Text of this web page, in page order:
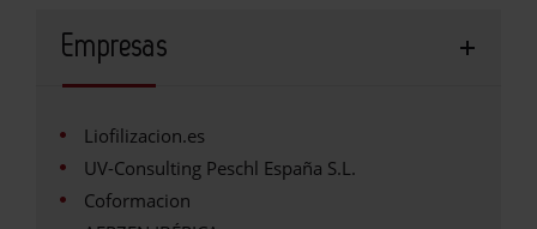
Empresas
Liofilizacion.es
UV-Consulting Peschl España S.L.
Coformacion